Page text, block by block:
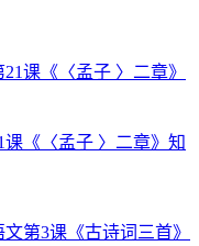
《〈孟子 〉二章》知